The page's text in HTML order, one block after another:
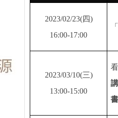
2023/02/23(四)
16:00-17:00
2023/03/10(三)
13:00-15:00